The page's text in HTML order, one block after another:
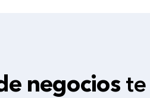
negocios te